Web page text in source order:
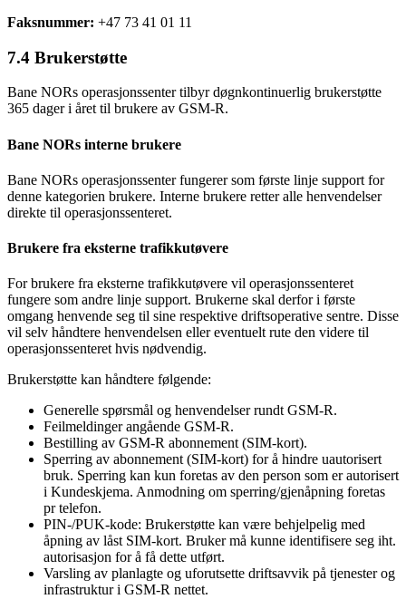
Faksnummer: +47 73 41 01 11
7.4 Brukerstøtte
Bane NORs operasjonssenter tilbyr døgnkontinuerlig brukerstøtte
365 dager i året til brukere av GSM-R.
Bane NORs interne brukere
Bane NORs operasjonssenter fungerer som første linje support for
denne kategorien brukere. Interne brukere retter alle henvendelser
direkte til operasjonssenteret.
Brukere fra eksterne trafikkutøvere
For brukere fra eksterne trafikkutøvere vil operasjonssenteret
fungere som andre linje support. Brukerne skal derfor i første
omgang henvende seg til sine respektive driftsoperative sentre. Disse
vil selv håndtere henvendelsen eller eventuelt rute den videre til
operasjonssenteret hvis nødvendig.
Brukerstøtte kan håndtere følgende:
Generelle spørsmål og henvendelser rundt GSM-R.
Feilmeldinger angående GSM-R.
Bestilling av GSM-R abonnement (SIM-kort).
Sperring av abonnement (SIM-kort) for å hindre uautorisert
bruk. Sperring kan kun foretas av den person som er autorisert
i Kundeskjema. Anmodning om sperring/gjenåpning foretas
pr telefon.
PIN-/PUK-kode: Brukerstøtte kan være behjelpelig med
åpning av låst SIM-kort. Bruker må kunne identifisere seg iht.
autorisasjon for å få dette utført.
Varsling av planlagte og uforutsette driftsavvik på tjenester og
infrastruktur i GSM-R nettet.